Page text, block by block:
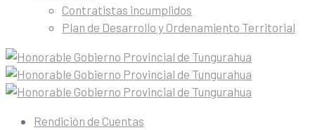
Contratistas incumplidos
Plan de Desarrollo y Ordenamiento Territorial
Rendición de Cuentas